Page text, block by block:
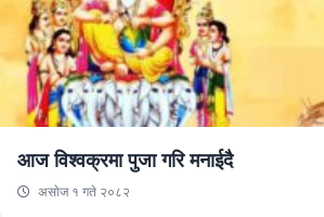
आज विश्वक्रमा पुजा गरि मनाईदै
असाेज १ गते २०८२